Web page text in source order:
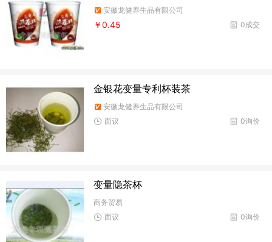
安徽龙健养生品有限公司
0成交
￥0.45
金银花变量专利杯装茶
安徽龙健养生品有限公司
0询价
面议
变量隐茶杯
商务贸易
0询价
面议